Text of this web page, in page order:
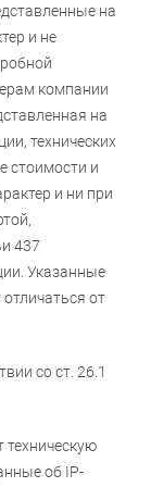
на
и не
компании
на
технических
стоимости и
и ни при
437
Указанные
от
со ст. 26.1
техническую
об IP-